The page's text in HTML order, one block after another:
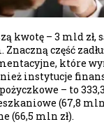
kwotę – 3 mld zł,
część
które
instytucje
– to
(67,8 mln
(66,5 mln zł).